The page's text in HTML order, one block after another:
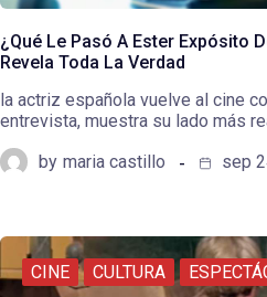
¿Qué Le Pasó A Ester Expósito
Revela Toda La Verdad
la actriz española vuelve al cine
entrevista, muestra su lado más
by maria castillo sep
CINE CULTURA